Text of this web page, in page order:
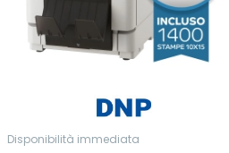
Disponibilità immediata